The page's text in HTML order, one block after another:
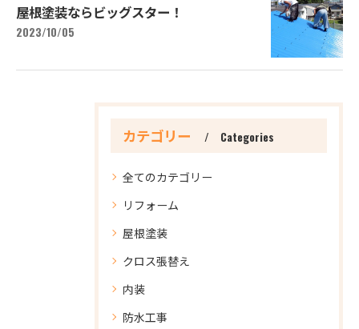
屋根塗装ならビッグスター！
2023/10/05
カテゴリー Categories
全てのカテゴリー
リフォーム
屋根塗装
クロス張替え
内装
防水工事